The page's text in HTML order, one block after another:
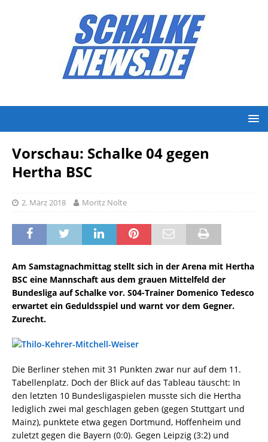
Vorschau: Schalke 04 gegen
Hertha BSC
2. März 2018 Moritz Nolte
Am Samstagnachmittag stellt sich in der Arena mit Hertha
BSC eine Mannschaft aus dem grauen Mittelfeld der
Bundesliga auf Schalke vor. S04-Trainer Domenico Tedesco
erwartet ein Geduldsspiel und warnt vor dem Gegner.
Zurecht.
Die Berliner stehen mit 31 Punkten zwar nur auf dem 11.
Tabellenplatz. Doch der Blick auf das Tableau täuscht: In
den letzten 10 Bundesligaspielen musste sich die Hertha
lediglich zwei mal geschlagen geben (gegen Stuttgart und
Mainz), punktete etwa gegen Dortmund, Hoffenheim und
zuletzt gegen die Bayern (0:0). Gegen Leipzig (3:2) und